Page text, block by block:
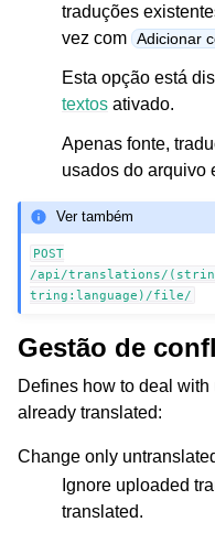
traduções
vez com Adicionar
Esta opção está
textos ativado.
Apenas fonte,
usados do arquivo
Ver também
POST
/api/translations/
tring:language)/file/
Gestão de
Defines how to deal
already translated:
Change only
Ignore uploaded
translated.